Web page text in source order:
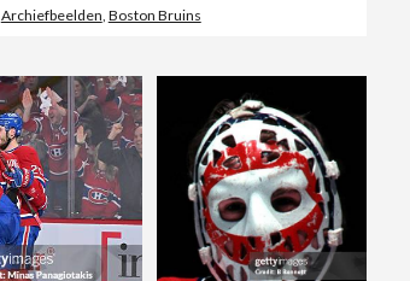
Archiefbeelden Boston Bruins